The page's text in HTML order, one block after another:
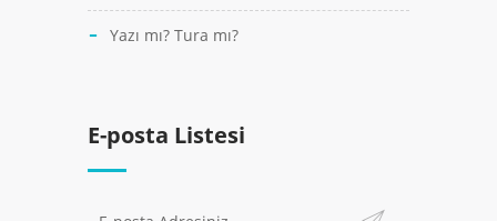
Yazı mı? Tura mı?
E-posta Listesi